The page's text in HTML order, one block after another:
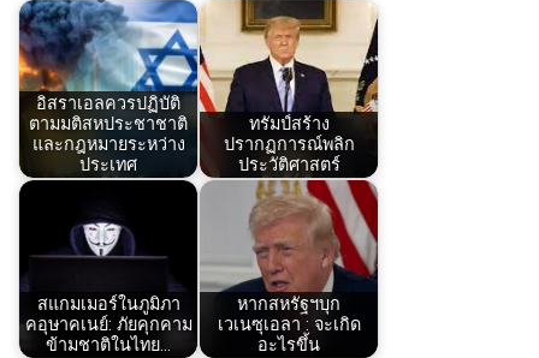
อิสราเอลควรปฏิบัติ
ตามมติสหประชาชาติ
และกฎหมายระหว่าง
ประเทศ
ทรัมป์สร้าง
ปรากฏการณ์พลิก
ประวัติศาสตร์
สแกมเมอร์ในภูมิภา
คอุษาคเนย์: ภัยคุกคาม
ข้ามชาติในไทย…
หากสหรัฐฯบุก
เวเนซุเอลา : จะเกิด
อะไรขึ้น